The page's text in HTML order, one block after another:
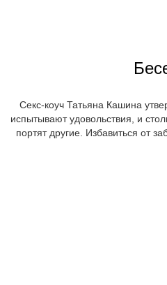
Секс-коуч Татьяна Кашина
испытывают удовольствия, и
портят другие. Избавиться от